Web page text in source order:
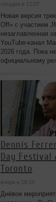
сегодня в 12:07
Новая версия
Off» с участием
незаглавленная
YouTube-канал
2026 года. Пока
официальному
Dennis
Day Festival
Toronto
вчера в 18:24
Днёвое